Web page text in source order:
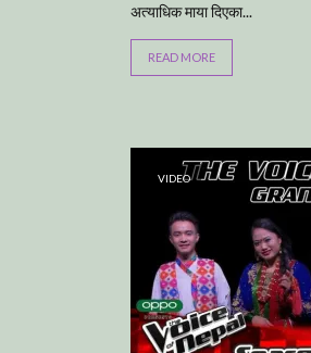
अत्याधिक माया दिएका...
READ MORE
VIDEO